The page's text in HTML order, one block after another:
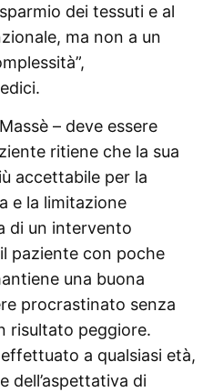
dei tessuti e al
ma non a un
– deve essere
ritiene che la sua
accettabile per la
e la limitazione
di un intervento
paziente con poche
una buona
procrastinato senza
risultato peggiore.
a qualsiasi età,
dell’aspettativa di